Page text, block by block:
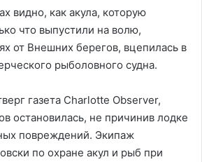
видно, как акула, которую
что выпустили на волю,
от Внешних берегов, вцепилась в
рыболовного судна.
газета Charlotte Observer,
остановилась, не причинив лодке
повреждений. Экипаж
по охране акул и рыб при